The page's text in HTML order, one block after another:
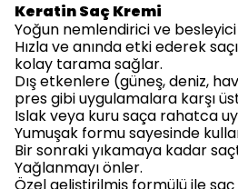
Keratin Saç Kremi
Yoğun nemlendirici ve
Hızla ve anında etki ederek
kolay tarama sağlar.
Dış etkenlere (güneş, deniz,
pres gibi uygulamalara karşı
Islak veya kuru saça rahatca
Yumuşak formu sayesinde
Bir sonraki yıkamaya kadar
Yağlanmayı önler.